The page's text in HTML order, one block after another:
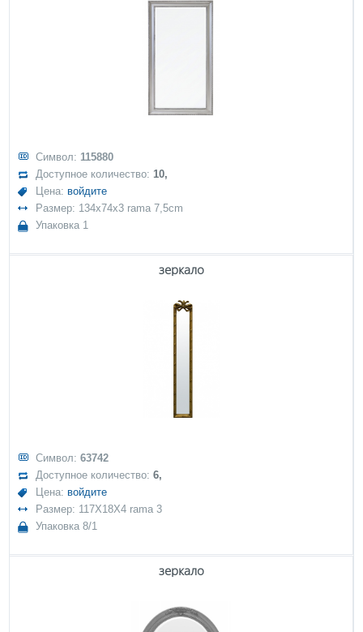
Символ: 115880
Доступное количество:10,
Цена: войдите
Размер: 134x74x3 rama 7,5cm
Упаковка 1
зеркало
Символ:63742
Доступное количество:6,
Цена: войдите
Размер: 117X18X4 rama 3
Упаковка 8/1
зеркало